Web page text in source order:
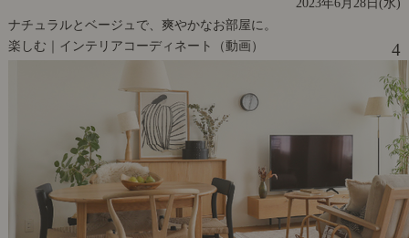
ナチュラルとベージュで、爽やかなお部屋に。
楽しむ｜インテリアコーディネート（動画）
4